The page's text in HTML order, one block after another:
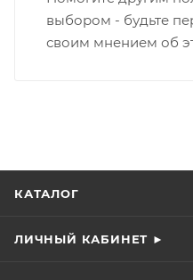
выбором - будьте
своим мнением об
КАТАЛОГ
ЛИЧНЫЙ КАБИНЕТ ►